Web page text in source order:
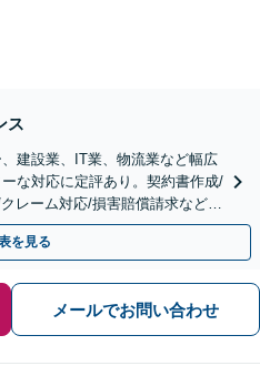
ス
建設業、IT業、物流業など幅広
な対応に定評あり。契約書作成/
レーム対応/損害賠償請求など
可】
を見る
メールでお問い合わせ